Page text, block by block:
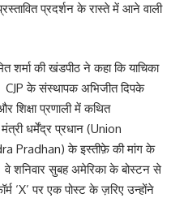
प्रदर्शन के रास्ते में आने वाली
की खंडपीठ ने कहा कि याचिका
CJP के संस्थापक अभिजीत दिपके
प्रणाली में कथित
धर्मेंद्र प्रधान (Union
Pradhan) के इस्तीफ़े की मांग के
शनिवार सुबह अमेरिका के बोस्टन से
‘X’ पर एक पोस्ट के ज़रिए उन्होंने